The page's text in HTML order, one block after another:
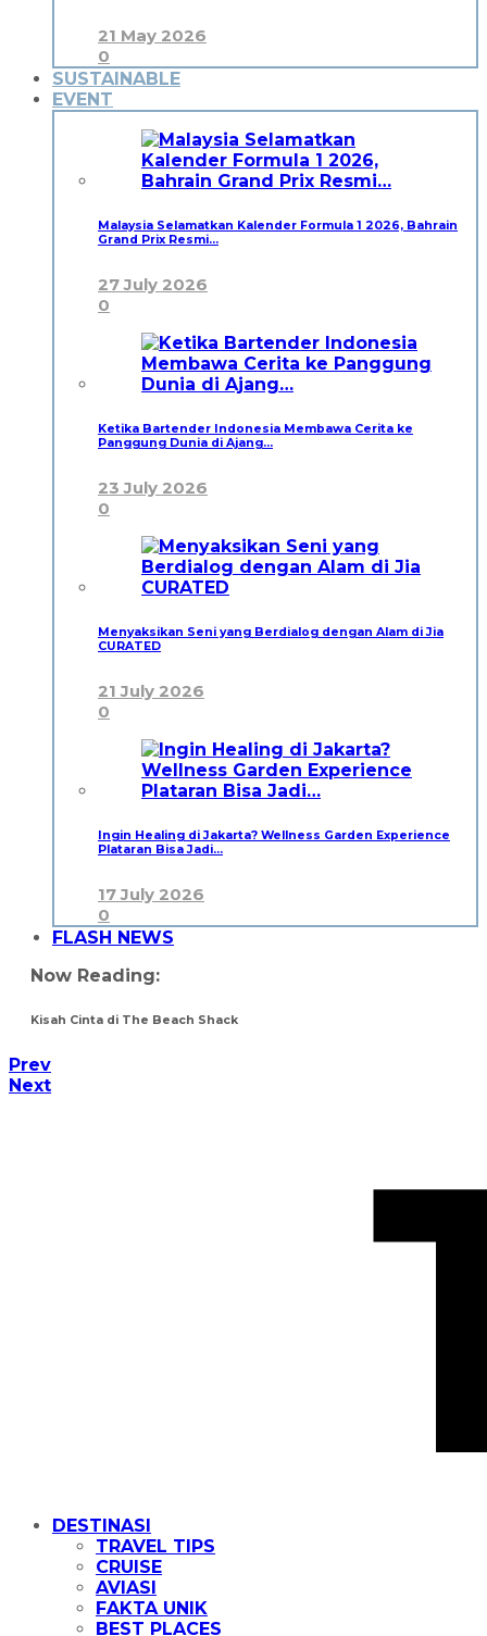
21 May 2026
0
SUSTAINABLE
EVENT
Malaysia Selamatkan Kalender Formula 1 2026, Bahrain
Grand Prix Resmi…
27 July 2026
0
Ketika Bartender Indonesia Membawa Cerita ke
Panggung Dunia di Ajang…
23 July 2026
0
Menyaksikan Seni yang Berdialog dengan Alam di Jia
CURATED
21 July 2026
0
Ingin Healing di Jakarta? Wellness Garden Experience
Plataran Bisa Jadi…
17 July 2026
0
FLASH NEWS
Now Reading:
Kisah Cinta di The Beach Shack
Prev
Next
DESTINASI
TRAVEL TIPS
CRUISE
AVIASI
FAKTA UNIK
BEST PLACES